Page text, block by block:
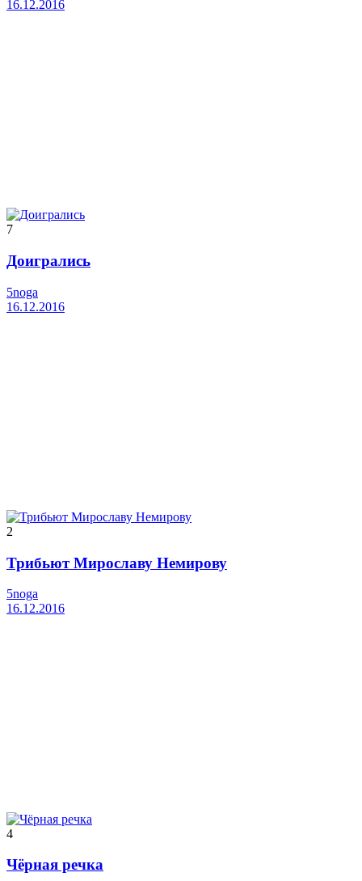
16.12.2016
7
Доигрались
5noga
16.12.2016
2
Трибьют Мирославу Немирову
5noga
16.12.2016
4
Чёрная речка